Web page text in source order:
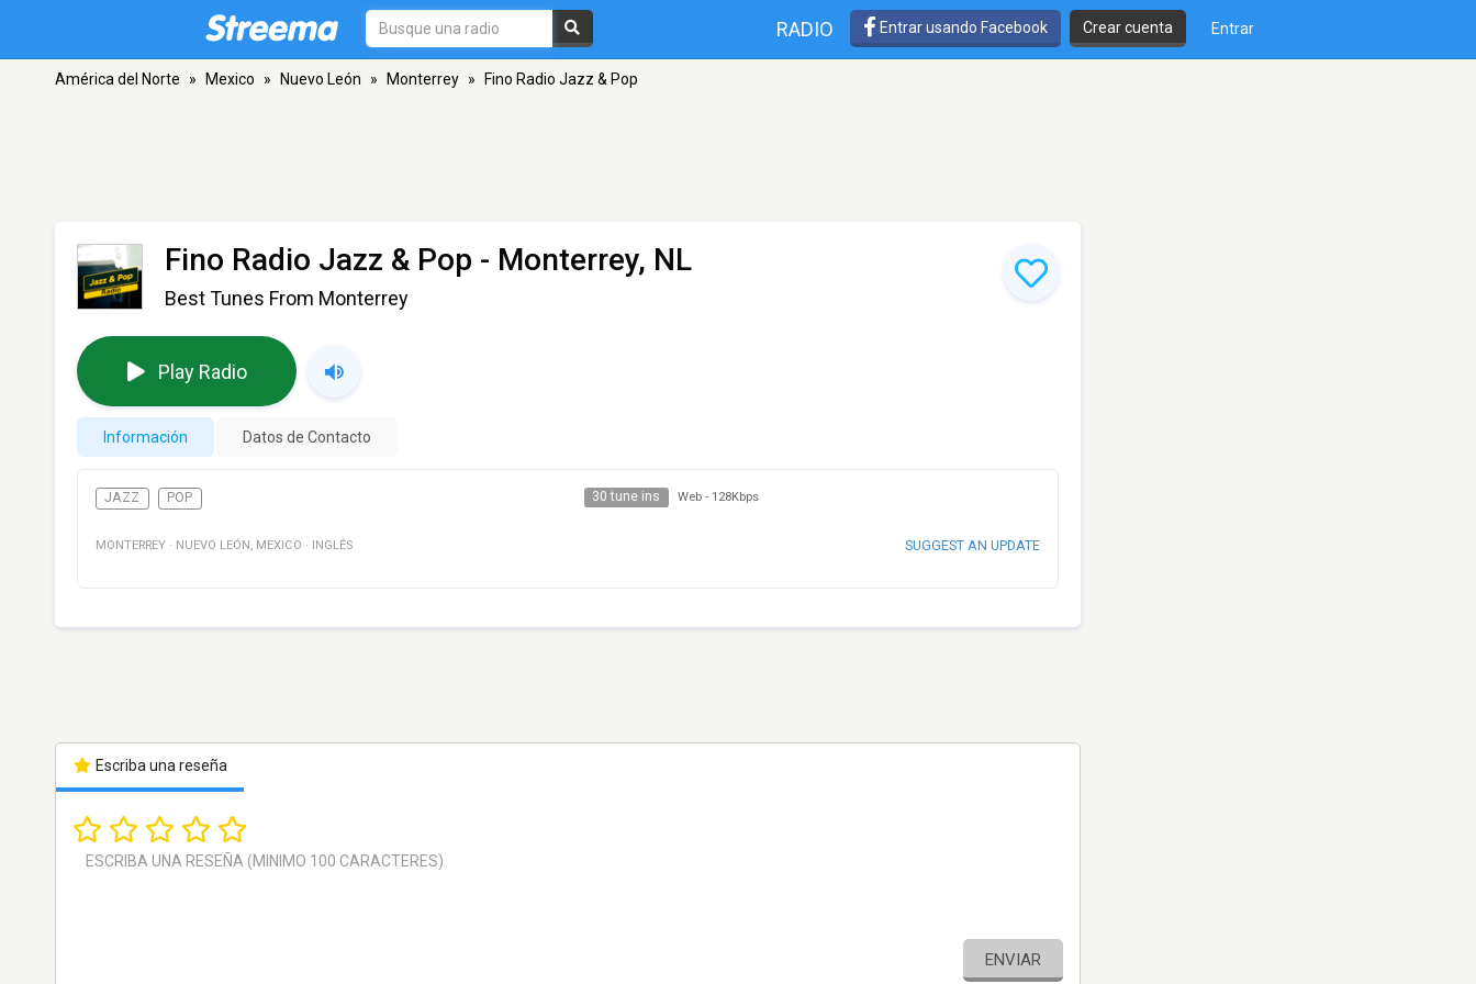
RADIO Entrar usando Facebook Crear cuenta Entrar
América del Norte » Mexico » Nuevo León » Monterrey » Fino Radio Jazz & Pop
Fino Radio Jazz & Pop - Monterrey, NL
Best Tunes From Monterrey
Play Radio
Información Datos de Contacto
JAZZ POP 30 tune ins Web - 128Kbps
MONTERREY · NUEVO LEÓN , MEXICO · INGLÉS SUGGEST AN UPDATE
Escriba una reseña
ENVIAR